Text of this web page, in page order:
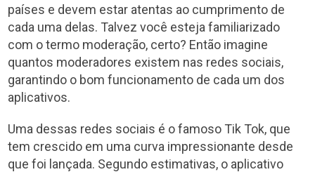
países e devem estar atentas ao cumprimento de
cada uma delas. Talvez você esteja familiarizado
com o termo moderação, certo? Então imagine
quantos moderadores existem nas redes sociais,
garantindo o bom funcionamento de cada um dos
aplicativos.
Uma dessas redes sociais é o famoso Tik Tok, que
tem crescido em uma curva impressionante desde
que foi lançada. Segundo estimativas, o aplicativo